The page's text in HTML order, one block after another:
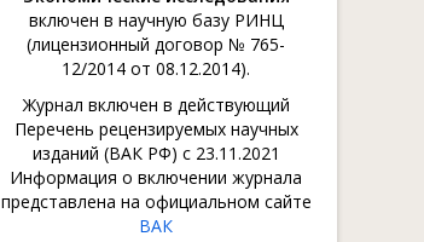
включен в научную базу РИНЦ
(лицензионный договор № 765-
12/2014 от 08.12.2014).
Журнал включен в действующий
Перечень рецензируемых научных
изданий (ВАК РФ) с 23.11.2021
Информация о включении журнала
представлена на официальном сайте
ВАК